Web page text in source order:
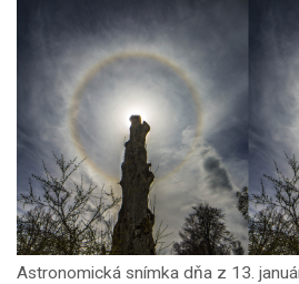
Astronomická snímka dňa z 13.